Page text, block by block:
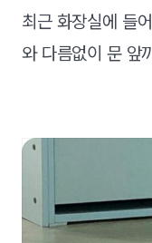
최근 화장실에 들
와 다름없이 문 앞